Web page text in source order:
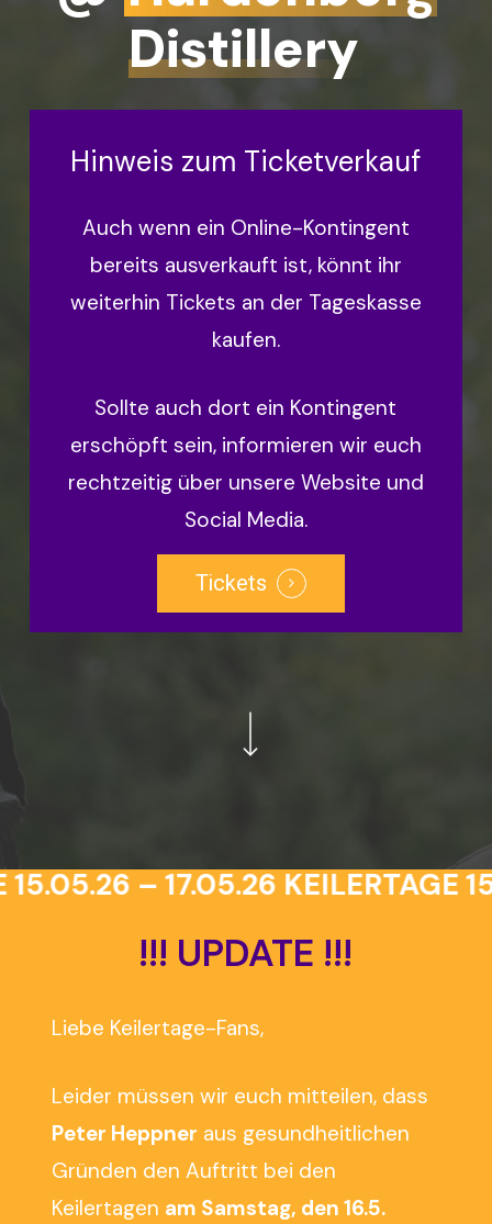
Distillery
Hinweis zum Ticketverkauf
Auch wenn ein Online-Kontingent
bereits ausverkauft ist, könnt ihr
weiterhin Tickets an der Tageskasse
kaufen.
Sollte auch dort ein Kontingent
erschöpft sein, informieren wir euch
rechtzeitig über unsere Website und
Social Media.
Tickets
– 17.05.26KEILERTAGE
!!! UPDATE !!!
Liebe Keilertage-Fans,
Leider müssen wir euch mitteilen, dass
Peter Heppner aus gesundheitlichen
Gründen den Auftritt bei den
Keilertagen am Samstag, den 16.5.